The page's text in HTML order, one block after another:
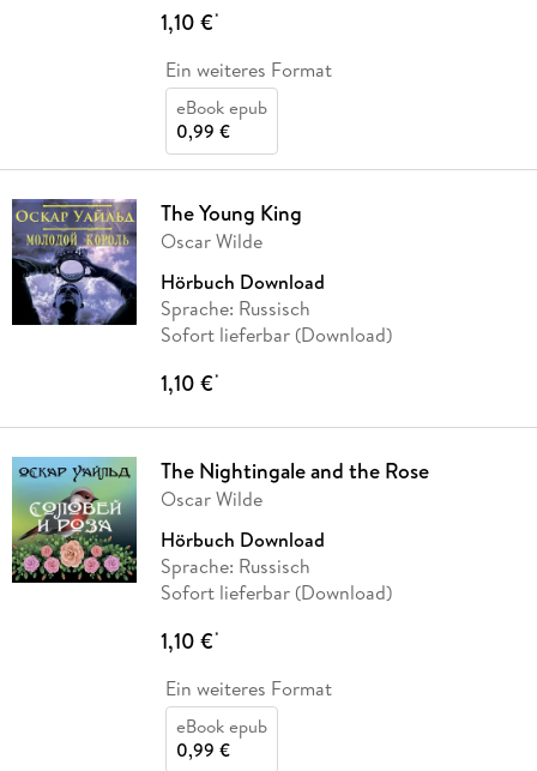
1,10 €*
Ein weiteres Format
eBook epub
0,99 €
The Young King
Oscar Wilde
Hörbuch Download
Sprache: Russisch
Sofort lieferbar (Download)
1,10 €*
The Nightingale and the Rose
Oscar Wilde
Hörbuch Download
Sprache: Russisch
Sofort lieferbar (Download)
1,10 €*
Ein weiteres Format
eBook epub
0,99 €